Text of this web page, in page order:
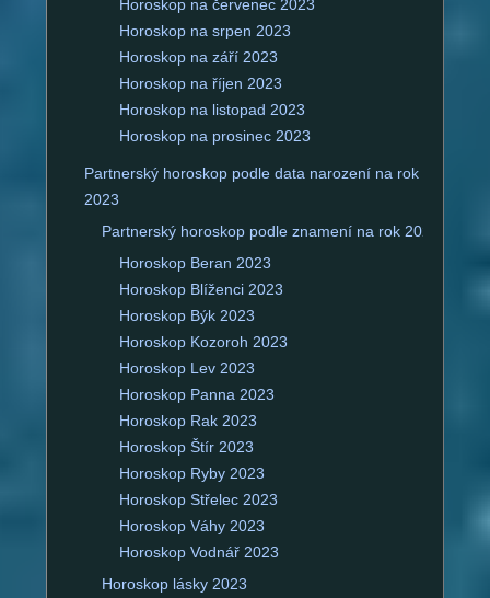
Horoskop na červenec 2023
Horoskop na srpen 2023
Horoskop na září 2023
Horoskop na říjen 2023
Horoskop na listopad 2023
Horoskop na prosinec 2023
Partnerský horoskop podle data narození na rok
2023
Partnerský horoskop podle znamení na rok 2023
Horoskop Beran 2023
Horoskop Blíženci 2023
Horoskop Býk 2023
Horoskop Kozoroh 2023
Horoskop Lev 2023
Horoskop Panna 2023
Horoskop Rak 2023
Horoskop Štír 2023
Horoskop Ryby 2023
Horoskop Střelec 2023
Horoskop Váhy 2023
Horoskop Vodnář 2023
Horoskop lásky 2023